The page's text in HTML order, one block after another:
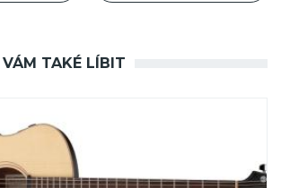
VÁM TAKÉ LÍBIT